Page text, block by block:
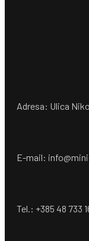
Adresa: Ulica
E-mail:
Tel.: +385 48 733